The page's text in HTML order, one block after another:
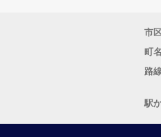
市
町
路
駅